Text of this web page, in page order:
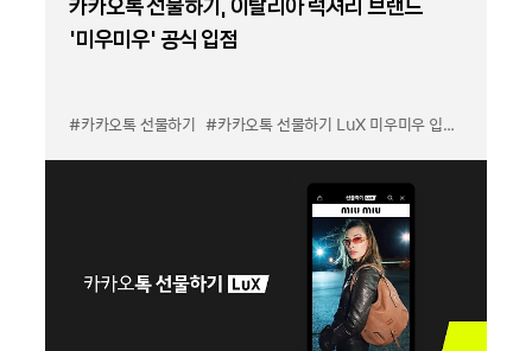
'미우미우' 공식 입점
#카카오톡 선물하기 #카카오톡 선물하기 LuX 미우미우 입점